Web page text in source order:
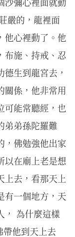
嚴的，龍裡面
他心裡動了。他
布施、持戒、忍
生到龍宮去，
關係，他非常用
可能常聽經，也
弟弟孫陀羅難
，佛勉強他出家
以在廟上老是想
上去，看那天上
有一個地方，天
， 為什麼這樣
他到天上去